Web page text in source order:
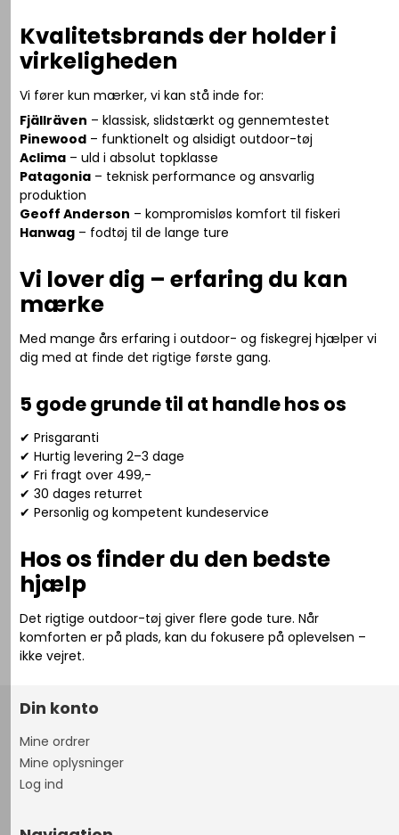
Kvalitetsbrands der holder i
virkeligheden
Vi fører kun mærker, vi kan stå inde for:
Fjällräven – klassisk, slidstærkt og gennemtestet
Pinewood – funktionelt og alsidigt outdoor-tøj
Aclima – uld i absolut topklasse
Patagonia – teknisk performance og ansvarlig
produktion
Geoff Anderson – kompromisløs komfort til fiskeri
Hanwag – fodtøj til de lange ture
Vi lover dig – erfaring du kan
mærke
Med mange års erfaring i outdoor- og fiskegrej hjælper vi
dig med at finde det rigtige første gang.
5 gode grunde til at handle hos os
✔ Prisgaranti
✔ Hurtig levering 2–3 dage
✔ Fri fragt over 499,-
✔ 30 dages returret
✔ Personlig og kompetent kundeservice
Hos os finder du den bedste
hjælp
Det rigtige outdoor-tøj giver flere gode ture. Når
komforten er på plads, kan du fokusere på oplevelsen –
ikke vejret.
Din konto
Mine ordrer
Mine oplysninger
Log ind